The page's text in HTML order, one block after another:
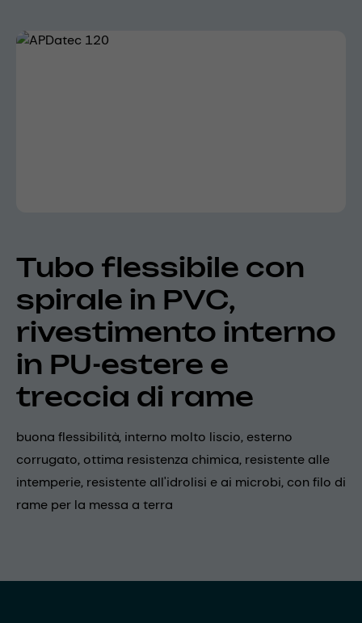
Skip image gallery
Tubo flessibile con
spirale in PVC,
rivestimento interno
in PU-estere e
treccia di rame
buona flessibilità, interno molto liscio, esterno
corrugato, ottima resistenza chimica, resistente alle
intemperie, resistente all'idrolisi e ai microbi, con filo di
rame per la messa a terra